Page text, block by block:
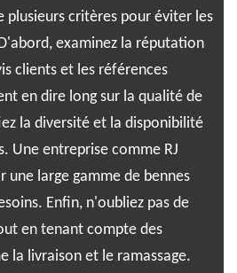
plusieurs critères pour éviter les
examinez la réputation
clients et les références
en dire long sur la qualité de
la diversité et la disponibilité
Une entreprise comme RJ
une large gamme de bennes
Enfin, n'oubliez pas de
en tenant compte des
la livraison et le ramassage.